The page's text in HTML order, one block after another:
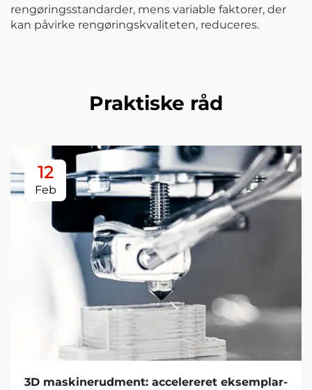
rengøringsstandarder, mens variable faktorer, der
kan påvirke rengøringskvaliteten, reduceres.
Praktiske råd
12
Feb
3D maskinerudment: accelereret eksemplar-